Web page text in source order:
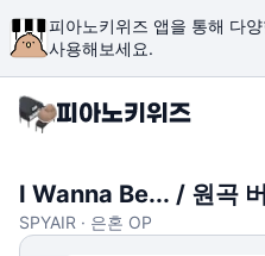
피아노키위즈 앱을 통해 다
사용해보세요.
I Wanna Be... / 원곡
SPYAIR · 은혼 OP